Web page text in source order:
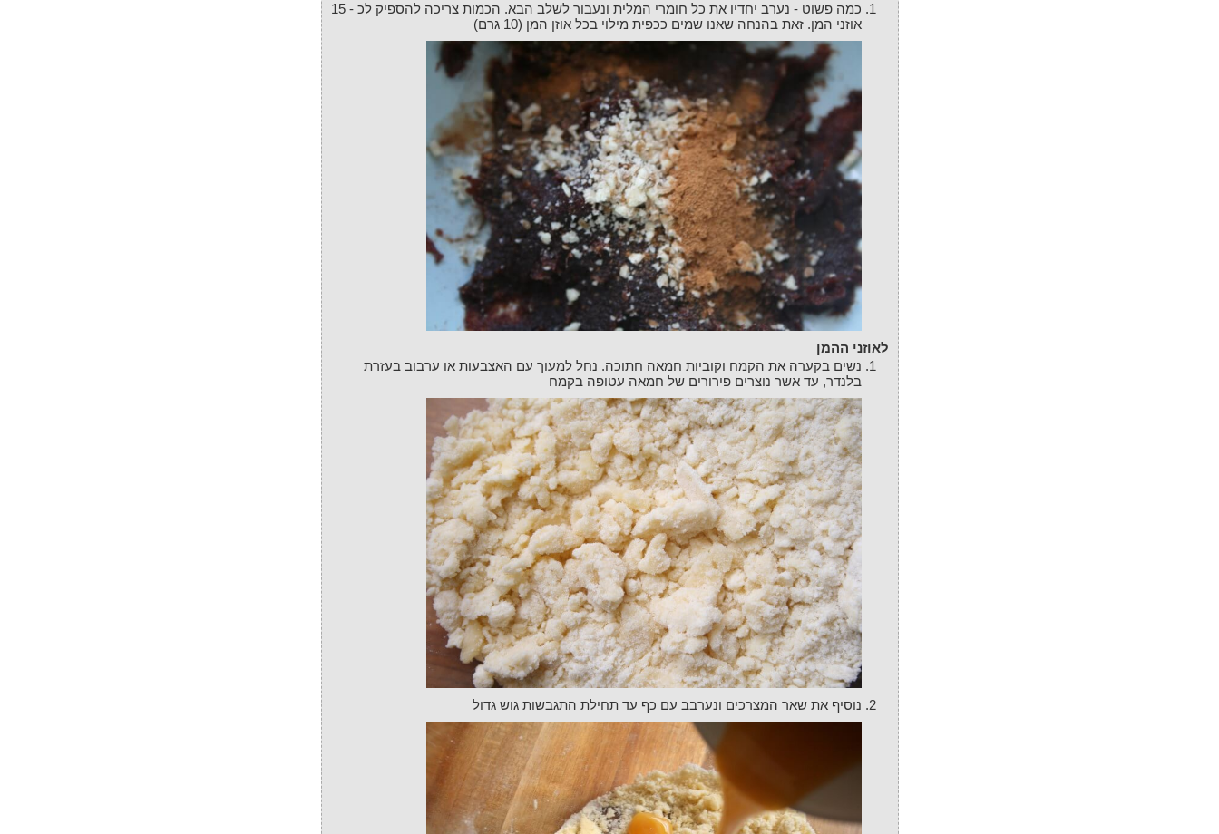
כמה פשוט - נערב יחדיו את כל חומרי המלית ונעבור לשלב הבא. הכמות צריכה להספיק לכ - 15
אוזני המן. זאת בהנחה שאנו שמים ככפית מילוי בכל אוזן המן (10 גרם)
לאוזני ההמן
נשים בקערה את הקמח וקוביות חמאה חתוכה. נחל למעוך עם האצבעות או ערבוב בעזרת
בלנדר, עד אשר נוצרים פירורים של חמאה עטופה בקמח
נוסיף את שאר המצרכים ונערבב עם כף עד תחילת התגבשות גוש גדול